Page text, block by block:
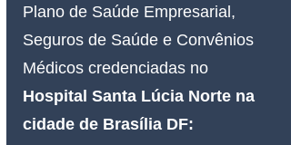
Plano de Saúde Empresarial,
Seguros de Saúde e Convênios
Médicos credenciadas no
Hospital Santa Lúcia Norte na
cidade de Brasília DF: